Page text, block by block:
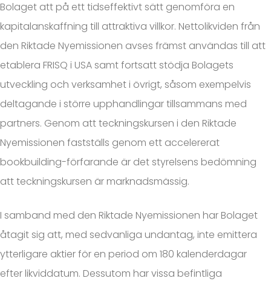
Bolaget att på ett tidseffektivt sätt genomföra en
kapitalanskaffning till attraktiva villkor. Nettolikviden från
den Riktade Nyemissionen avses främst användas till att
etablera FRISQ i USA samt fortsatt stödja Bolagets
utveckling och verksamhet i övrigt, såsom exempelvis
deltagande i större upphandlingar tillsammans med
partners. Genom att teckningskursen i den Riktade
Nyemissionen fastställs genom ett accelererat
bookbuilding-förfarande är det styrelsens bedömning
att teckningskursen är marknadsmässig.
I samband med den Riktade Nyemissionen har Bolaget
åtagit sig att, med sedvanliga undantag, inte emittera
ytterligare aktier för en period om 180 kalenderdagar
efter likviddatum. Dessutom har vissa befintliga